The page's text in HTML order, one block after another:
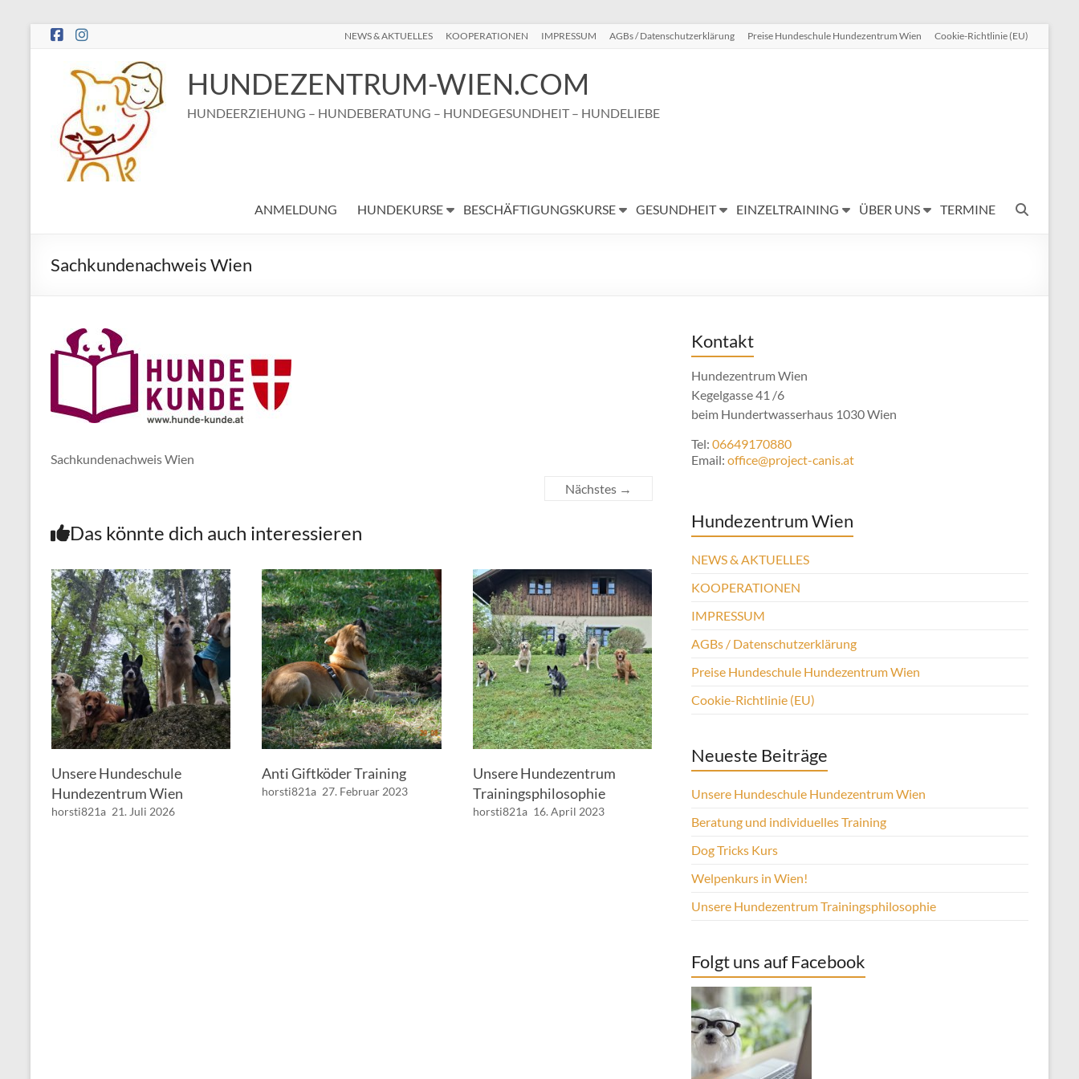
Zum
Inhalt
NEWS & AKTUELLES KOOPERATIONEN IMPRESSUM AGBs / Datenschutzerklärung Preise Hundeschule Hundezentrum Wien Cookie-Richtlinie (EU)
HUNDEZENTRUM-WIEN.COM
HUNDEERZIEHUNG – HUNDEBERATUNG – HUNDEGESUNDHEIT – HUNDELIEBE
ANMELDUNG HUNDEKURSE BESCHÄFTIGUNGSKURSE GESUNDHEIT EINZELTRAINING ÜBER UNS TERMINE
Sachkundenachweis Wien
Sachkundenachweis Wien
Nächstes →
Das könnte dich auch interessieren
Unsere Hundeschule
Hundezentrum Wien
horsti821a 21. Juli 2026
Anti Giftköder Training
horsti821a 27. Februar 2023
Unsere Hundezentrum
Trainingsphilosophie
horsti821a 16. April 2023
Kontakt
Hundezentrum Wien
Kegelgasse 41 /6
beim Hundertwasserhaus 1030 Wien
Tel: 06649170880
Email: office@project-canis.at
Hundezentrum Wien
NEWS & AKTUELLES
KOOPERATIONEN
IMPRESSUM
AGBs / Datenschutzerklärung
Preise Hundeschule Hundezentrum Wien
Cookie-Richtlinie (EU)
Neueste Beiträge
Unsere Hundeschule Hundezentrum Wien
Beratung und individuelles Training
Dog Tricks Kurs
Welpenkurs in Wien!
Unsere Hundezentrum Trainingsphilosophie
Folgt uns auf Facebook